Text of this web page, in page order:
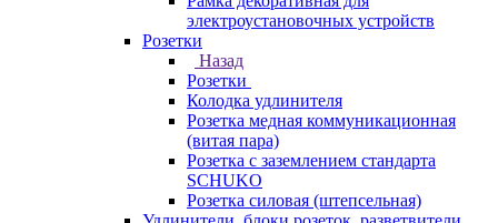
электроустановочных устройств
Розетки
Назад
Розетки
Колодка удлинителя
Розетка медная коммуникационная
(витая пара)
Розетка с заземлением стандарта
SCHUKO
Розетка силовая (штепсельная)